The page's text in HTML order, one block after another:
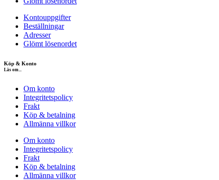
Kontouppgifter
Beställningar
Adresser
Glömt lösenordet
Köp & Konto
Läs om...
Om konto
Integritetspolicy
Frakt
Köp & betalning
Allmänna villkor
Om konto
Integritetspolicy
Frakt
Köp & betalning
Allmänna villkor